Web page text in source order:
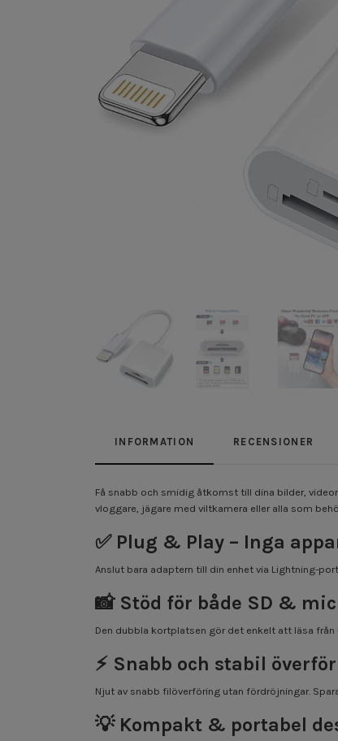
INFORMATION RECENSIONER
Få snabb och smidig åtkomst till dina bilder,
vloggare, jägare med viltkamera eller alla som
✅ Plug & Play – Inga
Anslut bara adaptern till din enhet via Lightning-
📸 Stöd för både SD &
Den dubbla kortplatsen gör det enkelt att läsa från
⚡ Snabb och stabil
Njut av snabb filöverföring utan fördröjningar.
💡 Kompakt & portabel